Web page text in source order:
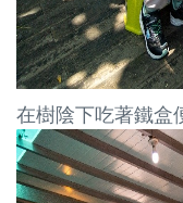
在樹陰下吃著鐵盒